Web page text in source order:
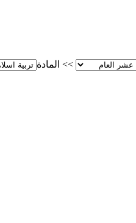
>> المادة